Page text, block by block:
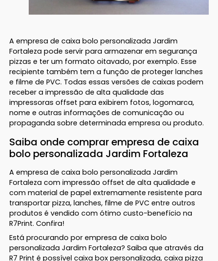
A empresa de caixa bolo personalizada Jardim
Fortaleza pode servir para armazenar em segurança
pizzas e ter um formato oitavado, por exemplo. Esse
recipiente também tem a função de proteger lanches
e filme de PVC. Todas essas versões de caixas podem
receber a impressão de alta qualidade das
impressoras offset para exibirem fotos, logomarca,
nome e outras informações de comunicação ou
propaganda sobre determinada empresa ou produto.
Saiba onde comprar empresa de caixa
bolo personalizada Jardim Fortaleza
A empresa de caixa bolo personalizada Jardim
Fortaleza com impressão offset de alta qualidade e
com material de papel extremamente resistente para
transportar pizza, lanches, filme de PVC entre outros
produtos é vendido com ótimo custo-benefício na
R7Print. Confira!
Está procurando por empresa de caixa bolo
personalizada Jardim Fortaleza? Saiba que através da
R7 Print é possível caixa box personalizada, caixa pizza